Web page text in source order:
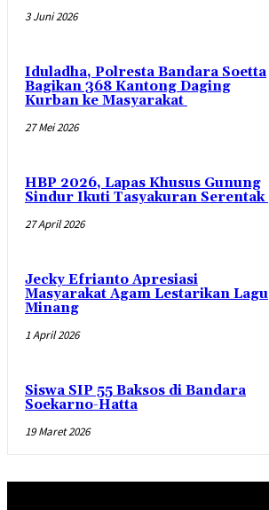
3 Juni 2026
Iduladha, Polresta Bandara Soetta
Bagikan 368 Kantong Daging
Kurban ke Masyarakat
27 Mei 2026
HBP 2026, Lapas Khusus Gunung
Sindur Ikuti Tasyakuran Serentak
27 April 2026
Jecky Efrianto Apresiasi
Masyarakat Agam Lestarikan Lagu
Minang
1 April 2026
Siswa SIP 55 Baksos di Bandara
Soekarno-Hatta
19 Maret 2026